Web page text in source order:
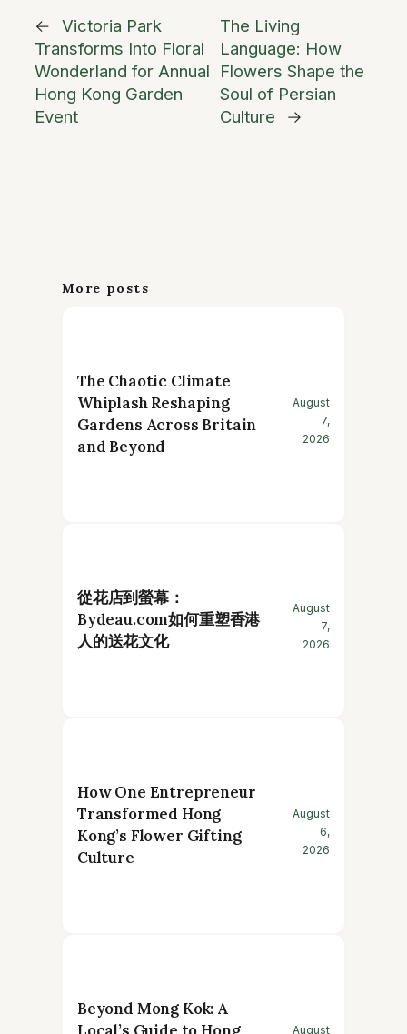
←
Victoria Park
Transforms Into Floral
Wonderland for Annual
Hong Kong Garden
Event
The Living
Language: How
Flowers Shape the
Soul of Persian
Culture
→
More posts
The Chaotic Climate
Whiplash Reshaping
Gardens Across Britain
and Beyond
August
7,
2026
從花店到螢幕：
Bydeau.com如何重塑香港
人的送花文化
August
7,
2026
How One Entrepreneur
Transformed Hong
Kong’s Flower Gifting
Culture
August
6,
2026
Beyond Mong Kok: A
August